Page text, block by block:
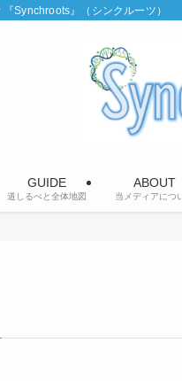
Synchroots』（シンクルーツ）
GUIDE
道しるべと全体地図
ABOUT
当メディアにつ